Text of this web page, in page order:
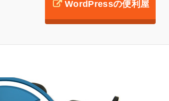
WordPressの便利屋